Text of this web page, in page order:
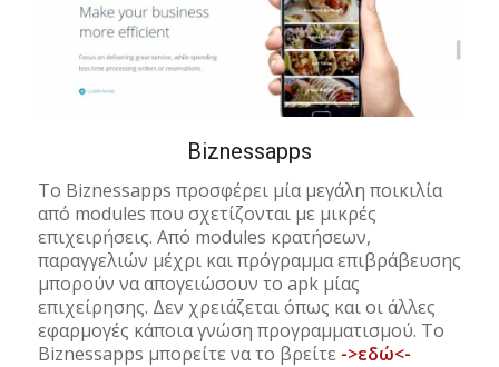
Biznessapps
Το Biznessapps προσφέρει μία μεγάλη ποικιλία
από modules που σχετίζονται με μικρές
επιχειρήσεις. Από modules κρατήσεων,
παραγγελιών μέχρι και πρόγραμμα επιβράβευσης
μπορούν να απογειώσουν το apk μίας
επιχείρησης. Δεν χρειάζεται όπως και οι άλλες
εφαρμογές κάποια γνώση προγραμματισμού. Το
Biznessapps μπορείτε να το βρείτε ->εδώ<-